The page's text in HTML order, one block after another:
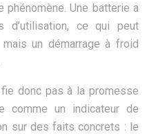
Une batterie a
d’utilisation, ce qui peut
un démarrage à froid
donc pas à la promesse
comme un indicateur de
sur des faits concrets : le